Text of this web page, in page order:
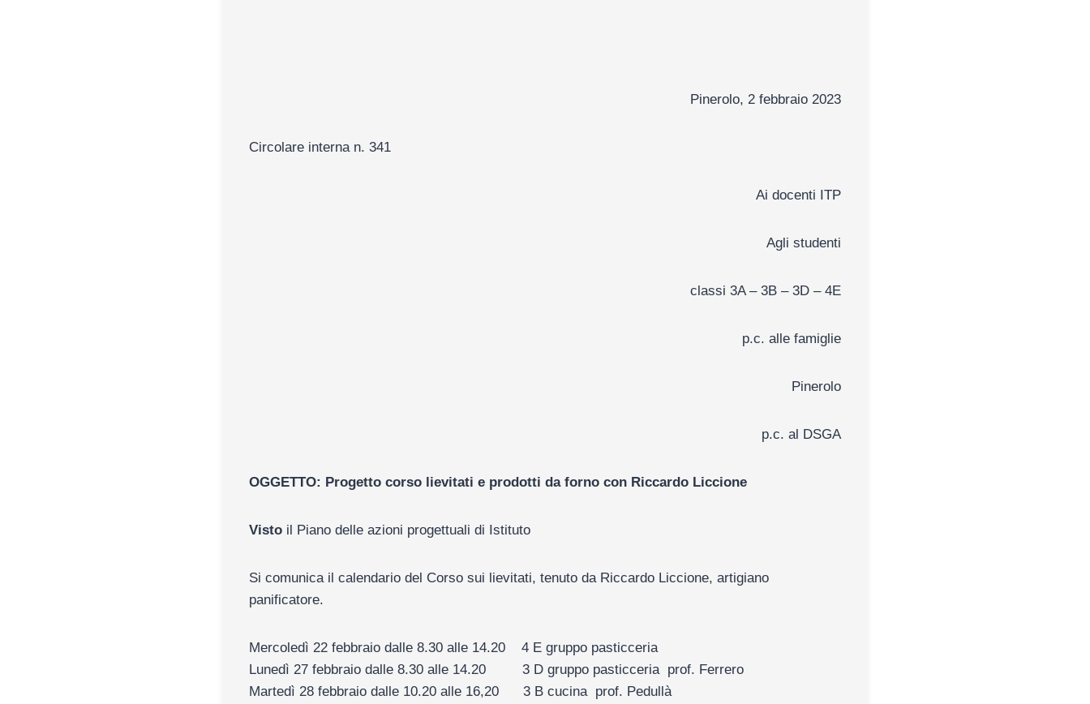
Pinerolo, 2 febbraio 2023
Circolare interna n. 341
Ai docenti ITP
Agli studenti
classi 3A – 3B – 3D – 4E
p.c. alle famiglie
Pinerolo
p.c. al DSGA
OGGETTO: Progetto corso lievitati e prodotti da forno con Riccardo Liccione
Visto il Piano delle azioni progettuali di Istituto
Si comunica il calendario del Corso sui lievitati, tenuto da Riccardo Liccione, artigiano
panificatore.
Mercoledì 22 febbraio dalle 8.30 alle 14.20 4 E gruppo pasticceria
Lunedì 27 febbraio dalle 8.30 alle 14.20 3 D gruppo pasticceria prof. Ferrero
Martedì 28 febbraio dalle 10.20 alle 16,20 3 B cucina prof. Pedullà